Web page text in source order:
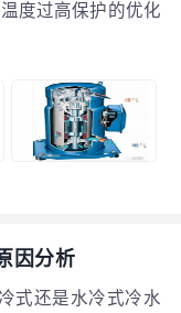
度过高保护的优化
因分析
式还是水冷式冷水